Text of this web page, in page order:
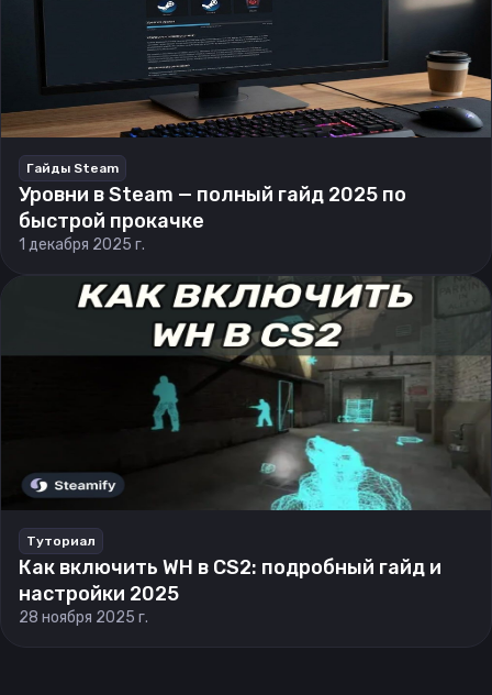
Гайды Steam
Уровни в Steam — полный гайд 2025 по
быстрой прокачке
1 декабря 2025 г.
Туториал
Как включить WH в CS2: подробный гайд и
настройки 2025
28 ноября 2025 г.